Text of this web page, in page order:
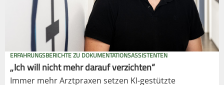
ERFAHRUNGSBERICHTE ZU DOKUMENTATIONSASSISTENTEN
„Ich will nicht mehr darauf verzichten“
Immer mehr Arztpraxen setzen KI-gestützte